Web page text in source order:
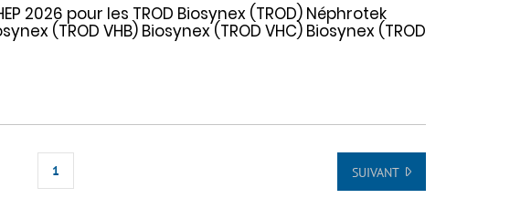
2026 pour les TROD Biosynex (TROD) Néphrotek
(TROD VHB) Biosynex (TROD VHC) Biosynex (TROD
1 SUIVANT